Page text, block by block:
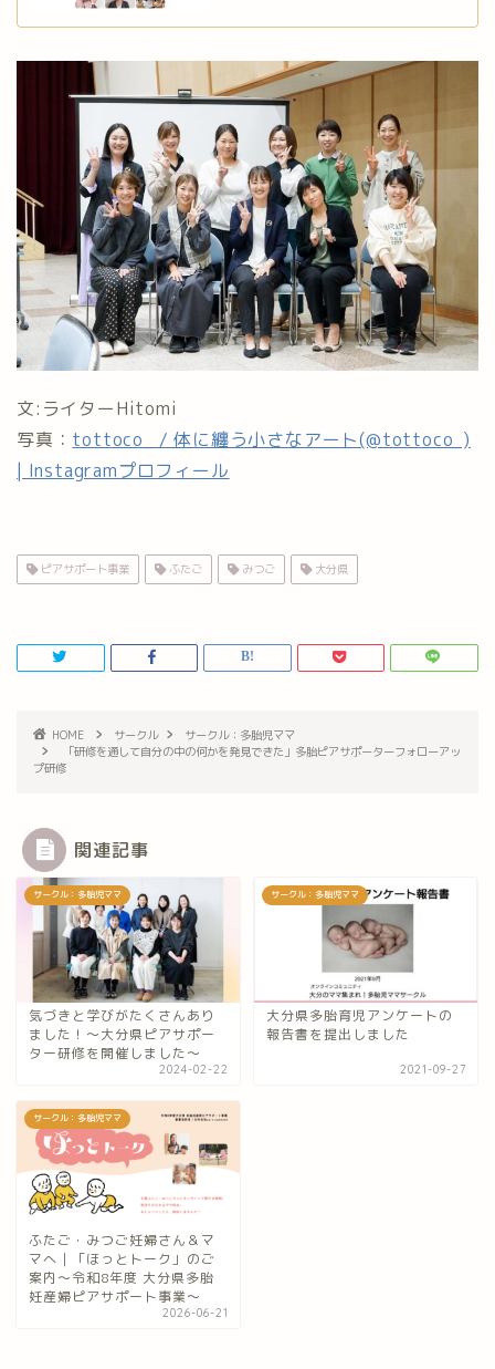
文:ライターHitomi
写真： tottoco_ / 体に纏う小さなアート(@tottoco_)
| Instagramプロフィール
ピアサポート事業 ふたご みつご 大分県
HOME サークル
サークル：多胎児ママ
「研修を通して自分の中の何かを発見できた」多胎ピアサポーターフォローアッ
プ研修
関連記事
サークル：多胎児ママ
気づきと学びがたくさんあり
ました！～大分県ピアサポー
ター研修を開催しました～
2024-02-22
サークル：多胎児ママ
大分県多胎育児アンケートの
報告書を提出しました
2021-09-27
サークル：多胎児ママ
ふたご・みつご妊婦さん＆マ
マへ｜「ほっとトーク」のご
案内～令和8年度 大分県多胎
妊産婦ピアサポート事業～
2026-06-21